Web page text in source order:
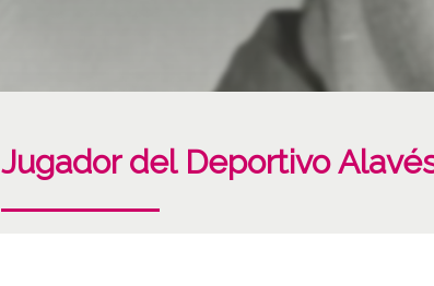
Jugador del Deportivo